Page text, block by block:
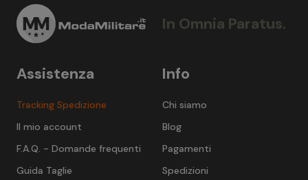
In Omnia Paratus.
Info
Chi siamo
Blog
Pagamenti
Spedizioni
Assistenza
Tracking Spedizione
Il mio account
F.A.Q. - Domande frequenti
Guida Taglie